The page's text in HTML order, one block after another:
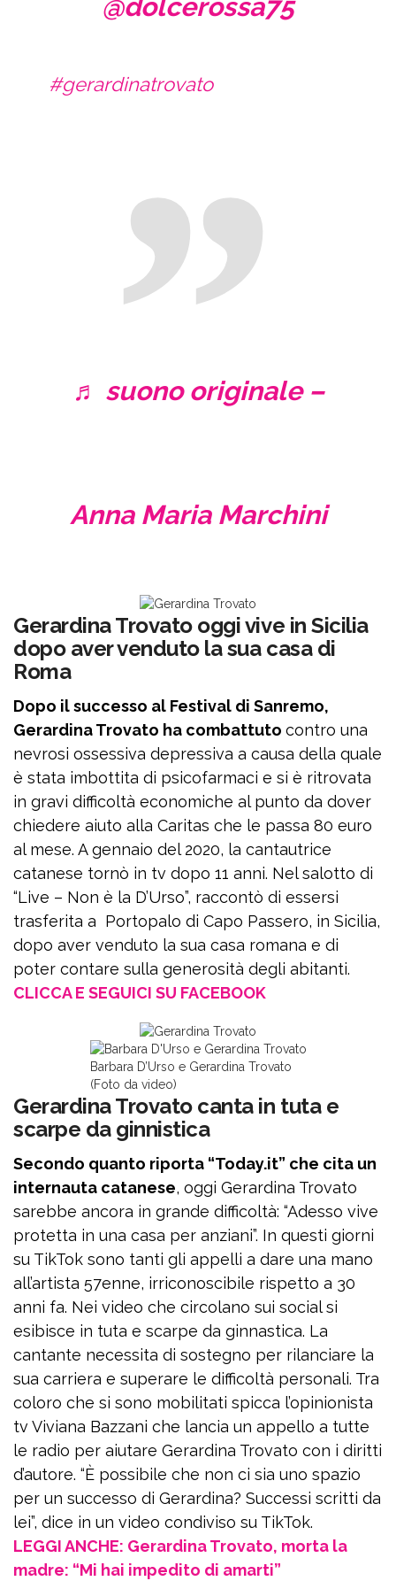
@dolcerossa75
#gerardinatrovato
♬ suono originale –
Anna Maria Marchini
Gerardina Trovato oggi vive in Sicilia
dopo aver venduto la sua casa di
Roma
Dopo il successo al Festival di Sanremo,
Gerardina Trovato ha combattuto contro una
nevrosi ossessiva depressiva a causa della quale
è stata imbottita di psicofarmaci e si è ritrovata
in gravi difficoltà economiche al punto da dover
chiedere aiuto alla Caritas che le passa 80 euro
al mese. A gennaio del 2020, la cantautrice
catanese tornò in tv dopo 11 anni. Nel salotto di
“Live – Non è la D’Urso”, raccontò di essersi
trasferita a Portopalo di Capo Passero, in Sicilia,
dopo aver venduto la sua casa romana e di
poter contare sulla generosità degli abitanti.
CLICCA E SEGUICI SU FACEBOOK
Barbara D’Urso e Gerardina Trovato
(Foto da video)
Gerardina Trovato canta in tuta e
scarpe da ginnistica
Secondo quanto riporta “Today.it” che cita un
internauta catanese, oggi Gerardina Trovato
sarebbe ancora in grande difficoltà: “Adesso vive
protetta in una casa per anziani”. In questi giorni
su TikTok sono tanti gli appelli a dare una mano
all’artista 57enne, irriconoscibile rispetto a 30
anni fa. Nei video che circolano sui social si
esibisce in tuta e scarpe da ginnastica. La
cantante necessita di sostegno per rilanciare la
sua carriera e superare le difficoltà personali. Tra
coloro che si sono mobilitati spicca l’opinionista
tv Viviana Bazzani che lancia un appello a tutte
le radio per aiutare Gerardina Trovato con i diritti
d’autore. “È possibile che non ci sia uno spazio
per un successo di Gerardina? Successi scritti da
lei”, dice in un video condiviso su TikTok.
LEGGI ANCHE: Gerardina Trovato, morta la
madre: “Mi hai impedito di amarti”